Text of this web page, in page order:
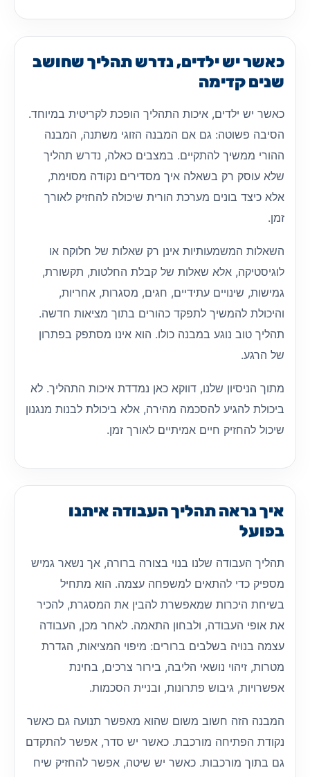
כאשר יש ילדים, נדרש תהליך שחושב
שנים קדימה
כאשר יש ילדים, איכות התהליך הופכת לקריטית במיוחד.
הסיבה פשוטה: גם אם המבנה הזוגי משתנה, המבנה
ההורי ממשיך להתקיים. במצבים כאלה, נדרש תהליך
שלא עוסק רק בשאלה איך מסדירים נקודה מסוימת,
אלא כיצד בונים מערכת הורית שיכולה להחזיק לאורך
זמן.
השאלות המשמעותיות אינן רק שאלות של חלוקה או
לוגיסטיקה, אלא שאלות של קבלת החלטות, תקשורת,
גמישות, שינויים עתידיים, חגים, מסגרות, אחריות,
והיכולת להמשיך לתפקד כהורים בתוך מציאות חדשה.
תהליך טוב נוגע במבנה כולו. הוא אינו מסתפק בפתרון
של הרגע.
מתוך הניסיון שלנו, דווקא כאן נמדדת איכות התהליך. לא
ביכולת להגיע להסכמה מהירה, אלא ביכולת לבנות מנגנון
שיכול להחזיק חיים אמיתיים לאורך זמן.
איך נראה תהליך העבודה איתנו
בפועל
תהליך העבודה שלנו בנוי בצורה ברורה, אך נשאר גמיש
מספיק כדי להתאים למשפחה עצמה. הוא מתחיל
בשיחת היכרות שמאפשרת להבין את המסגרת, להכיר
את אופי העבודה, ולבחון התאמה. לאחר מכן, העבודה
עצמה בנויה בשלבים ברורים: מיפוי המציאות, הגדרת
מטרות, זיהוי נושאי הליבה, בירור צרכים, בחינת
אפשרויות, גיבוש פתרונות, ובניית הסכמות.
המבנה הזה חשוב משום שהוא מאפשר תנועה גם כאשר
נקודת הפתיחה מורכבת. כאשר יש סדר, אפשר להתקדם
גם בתוך מורכבות. כאשר יש שיטה, אפשר להחזיק שיח